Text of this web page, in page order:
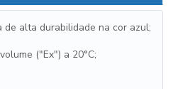
de alta durabilidade na cor azul;
("Ex") a 20°C;